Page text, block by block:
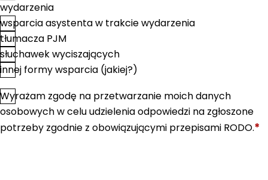
wydarzenia
wsparcia asystenta w trakcie wydarzenia
tłumacza PJM
słuchawek wyciszających
innej formy wsparcia (jakiej?)
Zgoda*
Wyrażam zgodę na przetwarzanie moich danych
osobowych w celu udzielenia odpowiedzi na zgłoszone
potrzeby zgodnie z obowiązującymi przepisami RODO.*